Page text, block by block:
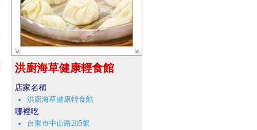
洪廚海草健康輕食館
店家名稱
洪廚海草健康輕食館
哪裡吃
台東市中山路205號